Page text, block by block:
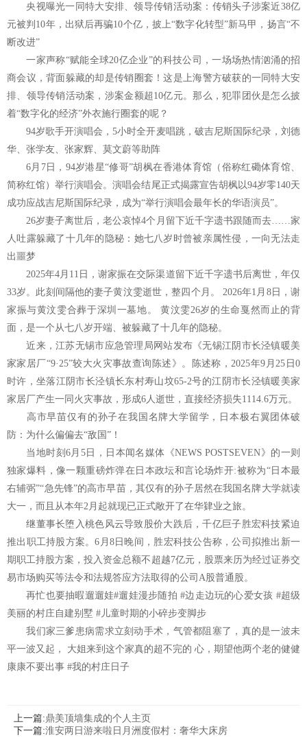
央视曝光一同特大安排、领导传销活动案：传销头子涉案近38亿
元被判10年，出狱后再骗10个亿，披上“数字化转型”新马甲，扬言“不
断改进”
一家声称“赋能全球20亿企业”的科技公司，一场场热情汹涌的招
商会议，背面躲藏的却是传销圈套！这是上海警方破获的一同特大安
排、领导传销活动案，涉案金额超10亿元。那么，犯罪团伙是怎么披
着“数字化的经济”外衣施行圈套的呢？
94岁歌手开演唱会，5小时全开麦唱跳，破吉尼斯国际纪录，刘德
华、张学友、张家辉、莫文蔚等助阵
6月7日，94岁港星“修哥”胡枫在香港体育馆（俗称红磡体育馆、
简称红馆）举行演唱会。演唱会结尾正式揭露宣告胡枫以94岁零140天
成功应战吉尼斯国际纪录，成为“举行演唱会最年长的华语演员”。
26岁妻子离世后，老公哀悼4个月留下近千字遗书跟随而去……家
人吐露躲藏了十几年的隐秘：她七八岁时曾被亲属性侵，一向无法走
出噩梦
2025年4月11日，谢家振在交际渠道留下近千字遗书后离世，年仅
33岁。此刻间隔他的妻子黄汶雯逝世，整四个月。 2026年1月8日，谢
家振与黄汶雯合葬于深圳一墓地。 黄汶雯26岁的生命戛然而止的背
面，是一个从七八岁开端、被躲藏了十几年的隐秘。
近来，江苏无锡市应急管理局网站发布《无锡江阴市长泾镇暖美
家家居厂“9·25”较大火灾事故查询陈述》。陈述称，2025年9月25日0
时许，坐落江阴市长泾镇长东村寿山坟65-2号的江阴市长泾镇暖美家
家居厂产生一同火灾事故，形成6人逝世，直接经济损失1114.6万元。
高市早苗仅有的孙子在我国名牌大学留学，日本极右翼团体破
防：为什么偏偏去“敌国”！
当地时刻6月5日，日本闻名媒体《NEWS POSTSEVEN》的一则
独家爆料，像一颗重磅炸弹在日本政坛和言论场炸开:被称为“日本最
右辅弼”“急先锋”的高市早苗，其仅有的孙子居然在我国名牌大学就读
大一，而且从本年2月起就现已正式敞开了在华肄业之旅。
继董事长堕入桃色风云导致股价大跌后，千亿巨子胜宏科技紧迫
推出职工持股方案。6月8日晚间，胜宏科技公告称，公司拟推出新一
期职工持股方案，投入资金总额不超越7亿元，股票来历为经过证券交
易市场购买等法令和法规答应方法取得的公司A股普通股。
再忙也要抽暇遛遛娃#遛娃漫步随拍 #边走边玩的心爱女孩 #超级
美丽的村庄自建别墅 #儿童时期的小碎步变脚步
我们家三爹患病需求立刻动手术，气管都阻塞了，真的是一波未
平一波又起， 大姐来到这个家真的超不完的 心，期望他两个老的健健
康康不要出事 #我的村庄日子
上一篇:鼎美顶墙集成的个人主页
下一篇:淮安两日游来啦日月洲度假村：奢华大床房